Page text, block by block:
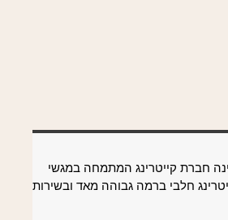
חברת קייטרינג המתמחה במגשי
חלבי ברמה גבוהה מאד ובשירות